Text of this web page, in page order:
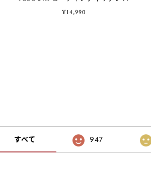
¥14,990
すべて 947